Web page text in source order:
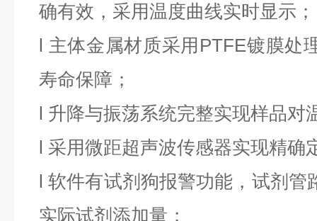
确有效，采用温度曲线实时显示；
l 主体金属材质采用 PTFE镀膜处
寿命保障；
l 升降与振荡系统完整实现样品对
l 采用微距超声波传感器实现精确
l软件有试剂狗报警功能，试剂管
实际试剂添加量；